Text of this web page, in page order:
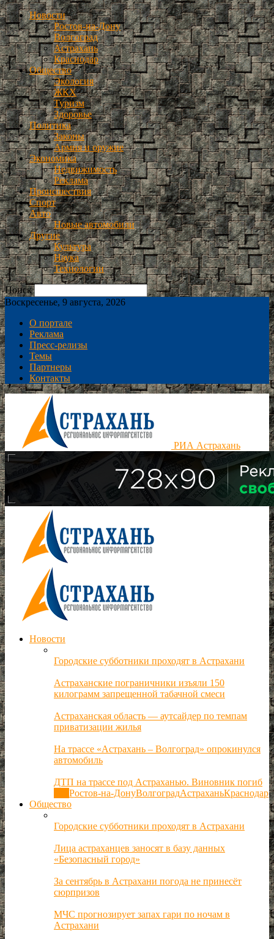
Новости
Ростов-на-Дону
Волгоград
Астрахань
Краснодар
Общество
Экология
ЖКХ
Туризм
Здоровье
Политика
Законы
Армия и оружие
Экономика
Недвижимость
Реклама
Происшествия
Спорт
Авто
Новые автомобили
Другие
Культура
Наука
Технологии
Поиск
Воскресенье, 9 августа, 2026
О портале
Реклама
Пресс-релизы
Темы
Партнеры
Контакты
РИА Астрахань
Новости
Городские субботники проходят в Астрахани
Астраханские пограничники изъяли 150
килограмм запрещенной табачной смеси
Астраханская область — аутсайдер по темпам
приватизации жилья
На трассе «Астрахань – Волгоград» опрокинулся
автомобиль
ДТП на трассе под Астраханью. Виновник погиб
Ростов-на-ДонуВолгоградАстраханьКраснодар
Общество
Городские субботники проходят в Астрахани
Лица астраханцев заносят в базу данных
«Безопасный город»
За сентябрь в Астрахани погода не принесёт
сюрпризов
МЧС прогнозирует запах гари по ночам в
Астрахани